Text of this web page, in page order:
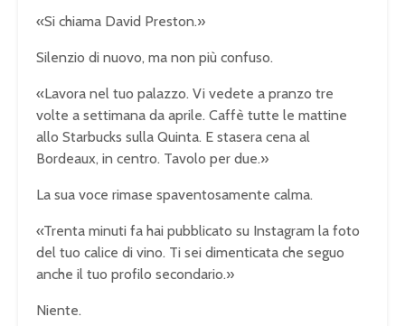
«Si chiama David Preston.»
Silenzio di nuovo, ma non più confuso.
«Lavora nel tuo palazzo. Vi vedete a pranzo tre
volte a settimana da aprile. Caffè tutte le mattine
allo Starbucks sulla Quinta. E stasera cena al
Bordeaux, in centro. Tavolo per due.»
La sua voce rimase spaventosamente calma.
«Trenta minuti fa hai pubblicato su Instagram la foto
del tuo calice di vino. Ti sei dimenticata che seguo
anche il tuo profilo secondario.»
Niente.